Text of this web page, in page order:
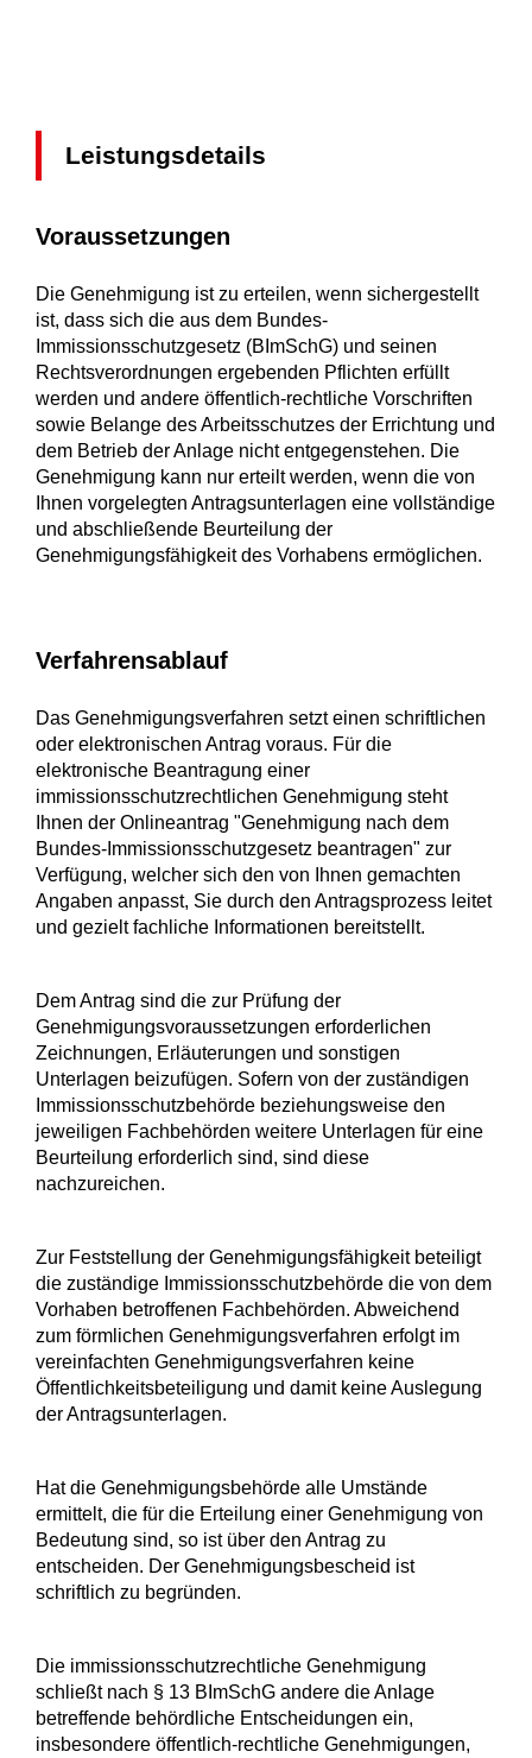
Leistungsdetails
Voraussetzungen
Die Genehmigung ist zu erteilen, wenn sichergestellt
ist, dass sich die aus dem Bundes-
Immissionsschutzgesetz (BImSchG) und seinen
Rechtsverordnungen ergebenden Pflichten erfüllt
werden und andere öffentlich-rechtliche Vorschriften
sowie Belange des Arbeitsschutzes der Errichtung und
dem Betrieb der Anlage nicht entgegenstehen. Die
Genehmigung kann nur erteilt werden, wenn die von
Ihnen vorgelegten Antragsunterlagen eine vollständige
und abschließende Beurteilung der
Genehmigungsfähigkeit des Vorhabens ermöglichen.
Verfahrensablauf
Das Genehmigungsverfahren setzt einen schriftlichen
oder elektronischen Antrag voraus. Für die
elektronische Beantragung einer
immissionsschutzrechtlichen Genehmigung steht
Ihnen der Onlineantrag "Genehmigung nach dem
Bundes-Immissionsschutzgesetz beantragen" zur
Verfügung, welcher sich den von Ihnen gemachten
Angaben anpasst, Sie durch den Antragsprozess leitet
und gezielt fachliche Informationen bereitstellt.
Dem Antrag sind die zur Prüfung der
Genehmigungsvoraussetzungen erforderlichen
Zeichnungen, Erläuterungen und sonstigen
Unterlagen beizufügen. Sofern von der zuständigen
Immissionsschutzbehörde beziehungsweise den
jeweiligen Fachbehörden weitere Unterlagen für eine
Beurteilung erforderlich sind, sind diese
nachzureichen.
Zur Feststellung der Genehmigungsfähigkeit beteiligt
die zuständige Immissionsschutzbehörde die von dem
Vorhaben betroffenen Fachbehörden. Abweichend
zum förmlichen Genehmigungsverfahren erfolgt im
vereinfachten Genehmigungsverfahren keine
Öffentlichkeitsbeteiligung und damit keine Auslegung
der Antragsunterlagen.
Hat die Genehmigungsbehörde alle Umstände
ermittelt, die für die Erteilung einer Genehmigung von
Bedeutung sind, so ist über den Antrag zu
entscheiden. Der Genehmigungsbescheid ist
schriftlich zu begründen.
Die immissionsschutzrechtliche Genehmigung
schließt nach § 13 BImSchG andere die Anlage
betreffende behördliche Entscheidungen ein,
insbesondere öffentlich-rechtliche Genehmigungen,